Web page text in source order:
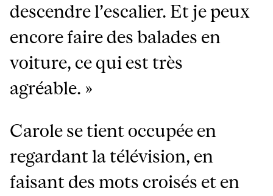
descendre l’escalier. Et je peux
encore faire des balades en
voiture, ce qui est très
agréable. »
Carole se tient occupée en
regardant la télévision, en
faisant des mots croisés et en